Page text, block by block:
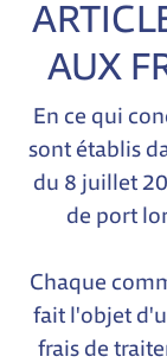
AUX
En ce qui
sont établis
du 8 juillet
de port
Chaque
fait l'objet
frais de